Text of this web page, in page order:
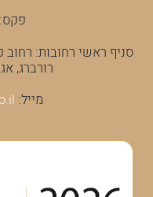
פקס: 08-9393101
רורברג,
מייל: